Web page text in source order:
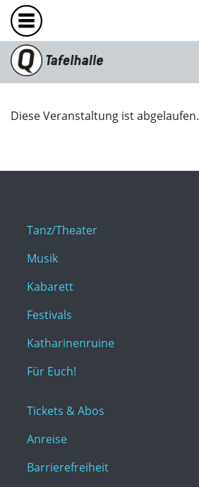
Diese Veranstaltung ist abgelaufen.
Tanz/Theater
Musik
Kabarett
Festivals
Katharinenruine
Für Euch!
Tickets & Abos
Anreise
Barrierefreiheit